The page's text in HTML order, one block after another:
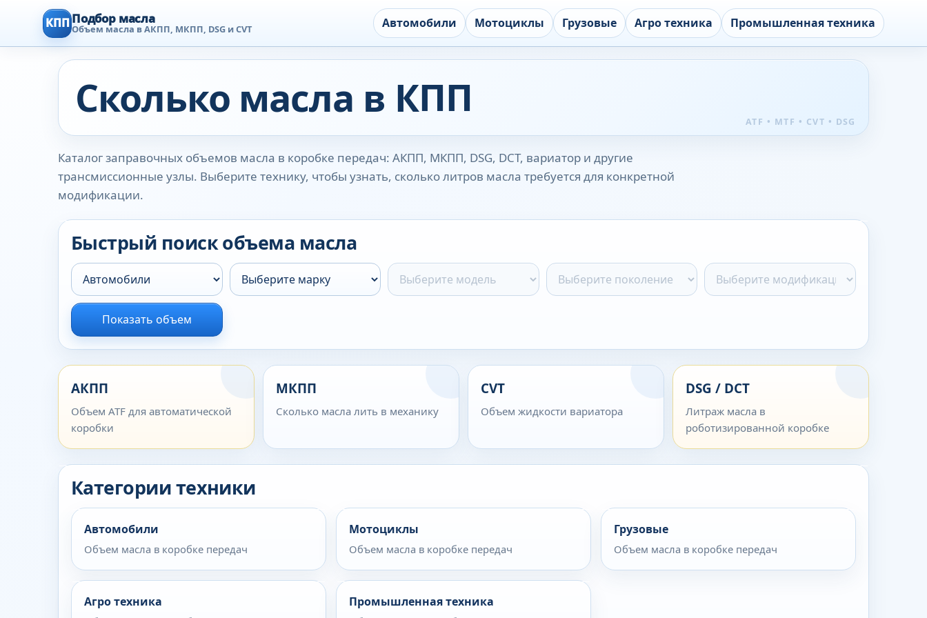
КПП Подбор масла
Объем масла в АКПП, МКПП, DSG и CVT Автомобили Мотоциклы Грузовые Агро техника Промышленная техника
Сколько масла в КПП
Каталог заправочных объемов масла в коробке передач: АКПП, МКПП, DSG, DCT, вариатор и другие
трансмиссионные узлы. Выберите технику, чтобы узнать, сколько литров масла требуется для конкретной
модификации.
Быстрый поиск объема масла
Показать объем
АКПП
Объем ATF для автоматической
коробки
МКПП
Сколько масла лить в механику
CVT
Объем жидкости вариатора
DSG / DCT
Литраж масла в
роботизированной коробке
Категории техники
Автомобили
Объем масла в коробке передач
Мотоциклы
Объем масла в коробке передач
Грузовые
Объем масла в коробке передач
Агро техника Промышленная техника